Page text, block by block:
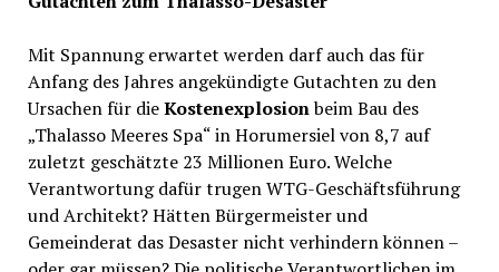
Mit Spannung erwartet werden darf auch das für
Anfang des Jahres angekündigte Gutachten zu den
Ursachen für dieKostenexplosionbeim Bau des
„Thalasso Meeres Spa“ in Horumersiel von 8,7 auf
zuletzt geschätzte 23 Millionen Euro. Welche
Verantwortung dafür trugen WTG-Geschäftsführung
und Architekt? Hätten Bürgermeister und
Gemeinderat das Desaster nicht verhindern können –